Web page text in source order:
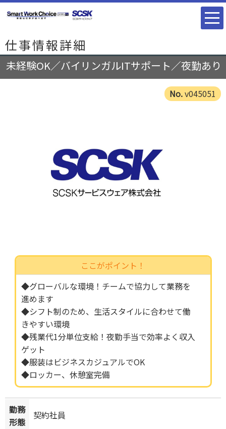
仕事情報詳細
未経験OK／バイリンガルITサポート／夜勤あり
v045051
ここがポイント！
◆グローバルな環境！チームで協力して業務を
進めます
◆シフト制のため、生活スタイルに合わせて働
きやすい環境
◆残業代1分単位支給！夜勤手当で効率よく収入
ゲット
◆服装はビジネスカジュアルでOK
◆ロッカー、休憩室完備
勤務
形態
契約社員